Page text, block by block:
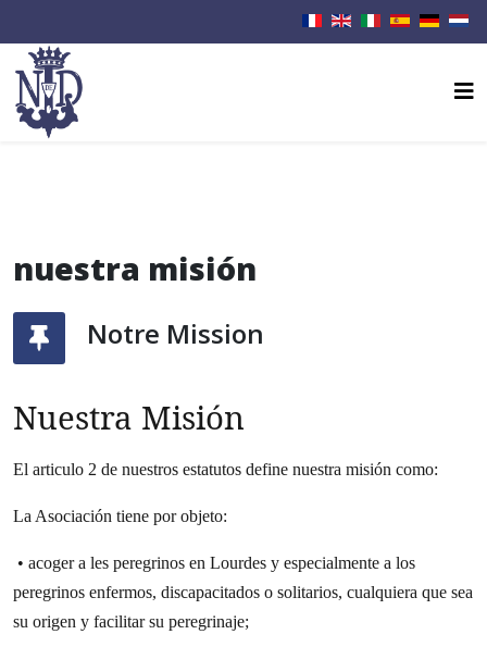
nuestra misión
Notre Mission
Nuestra Misión
El articulo 2 de nuestros estatutos define nuestra misión como:
La Asociación tiene por objeto:
• acoger a les peregrinos en Lourdes y especialmente a los
peregrinos enfermos, discapacitados o solitarios, cualquiera que sea
su origen y facilitar su peregrinaje;